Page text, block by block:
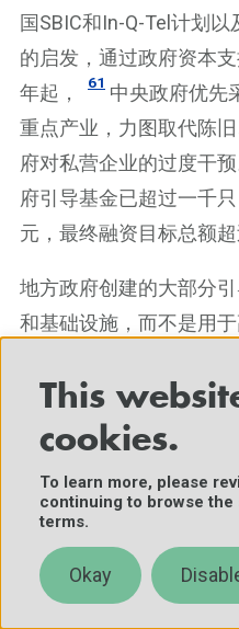
国SBIC和In-Q-Tel计划
的启发，通过政府资本
年起，
61 中央政府优先
重点产业，力图取代陈
府对私营企业的过度干
府引导基金已超过一千
元，最终融资目标总额
地方政府创建的大部分
和基础设施，而不是用
人工智能以及半导体、
政府引导基金与研发支出
我们选择不使用政府引
基金的财政投资不能直
较。据我们所知，政府
This
cookies.
To learn more, please
continuing to browse
terms.
Okay